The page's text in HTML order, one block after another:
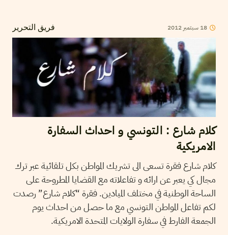
فريق التحرير 18 سبتمبر 2012
كلام شارع : التونسي و احداث السفارة
الامريكية
كلام شارع فقرة تسعى الى تشريك المواطن بكل تلقائية عبر ترك
مجال كي يعبر عن ارائه و تفاعلاته مع القضايا المطروحة على
الساحة الوطنية في مختلف الميادين. فقرة “كلام شارع” رصدت
لكم تفاعل المواطن التونسي مع ما حصل من احداث يوم
الجمعة الفارط في سفارة الولايات المتحدة الامريكية.